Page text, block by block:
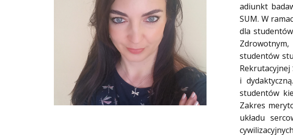
adiunkt
SUM. W
dla
studentów
Rekrutacyjnej
i
studentów
Zakres
układu